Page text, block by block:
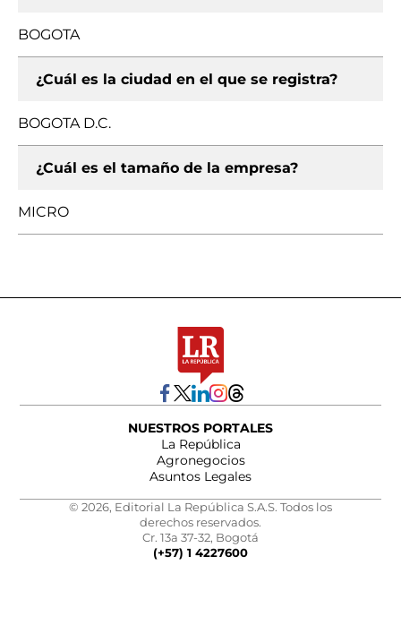
BOGOTA
¿Cuál es la ciudad en el que se registra?
BOGOTA D.C.
¿Cuál es el tamaño de la empresa?
MICRO
NUESTROS PORTALES
La República
Agronegocios
Asuntos Legales
© 2026, Editorial La República S.A.S. Todos los
derechos reservados.
Cr. 13a 37-32, Bogotá
(+57) 1 4227600